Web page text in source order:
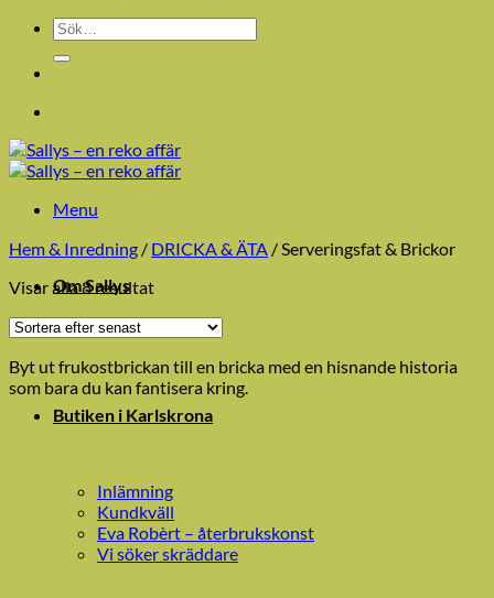
Sök
efter:
Menu
Om Sallys
Butiken i Karlskrona
Inlämning
Kundkväll
Eva Robèrt – återbrukskonst
Vi söker skräddare
Hem & Inredning / DRICKA & ÄTA /Serveringsfat & Brickor
Visar alla 8 resultatSortera
senaste
Byt ut frukostbrickan till en bricka med en hisnande historia
som bara du kan fantisera kring.